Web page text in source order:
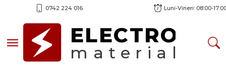
0742 224 016 Luni-Vineri: 08:00-
Toggle navigationELECTRO
material